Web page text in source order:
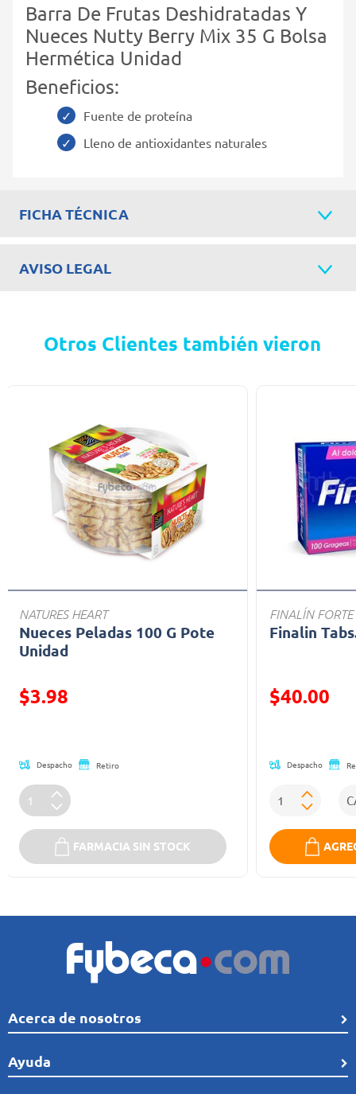
Barra De Frutas Deshidratadas Y
Nueces Nutty Berry Mix 35 G Bolsa
Hermética Unidad
Beneficios:
Fuente de proteína
Lleno de antioxidantes naturales
FICHA TÉCNICA
AVISO LEGAL
Otros Clientes también vieron
NATURES HEART
Nueces Peladas 100 G Pote
Unidad
Precio reducido de
$3.98
Despacho Retiro
FARMACIA SIN STOCK
FINALÍN FORTE
Finalin
Precio
$40.00
Despacho
Acerca de nosotros
Quiénes Somos
Línea de tiempo
Ayuda